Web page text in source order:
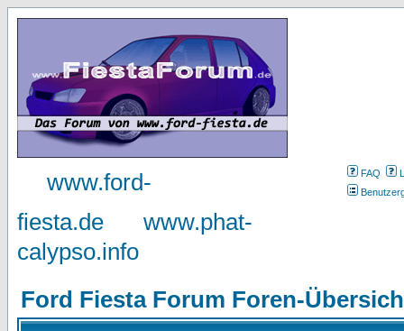
www.ford-
fiesta.de
www.phat-
calypso.info
FAQ
Ford Fiesta Forum Foren-